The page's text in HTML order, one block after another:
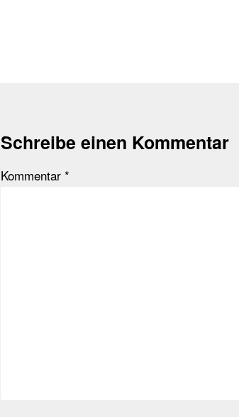
Schreibe einen Kommentar
Kommentar *